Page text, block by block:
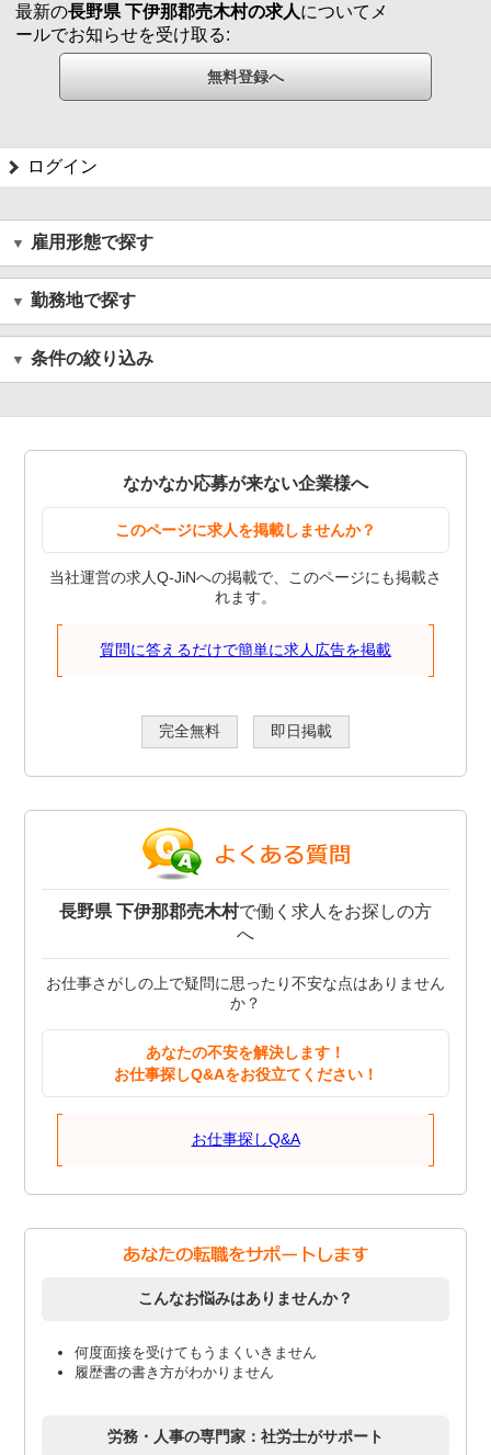
最新の長野県 下伊那郡売木村の求人についてメ
ールでお知らせを受け取る:
ログイン
雇用形態で探す
勤務地で探す
条件の絞り込み
なかなか応募が来ない企業様へ
このページに求人を掲載しませんか？
当社運営の求人Q-JiNへの掲載で、このページにも掲載さ
れます。
質問に答えるだけで簡単に求人広告を掲載
完全無料 即日掲載
長野県 下伊那郡売木村で働く求人をお探しの方
へ
お仕事さがしの上で疑問に思ったり不安な点はありません
か？
あなたの不安を解決します！
お仕事探しQ&Aをお役立てください！
お仕事探しQ&A
こんなお悩みはありませんか？
何度面接を受けてもうまくいきません
履歴書の書き方がわかりません
労務・人事の専門家：社労士がサポート